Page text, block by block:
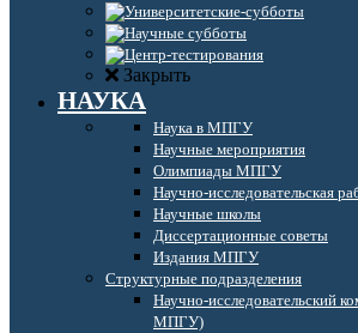
Закрыть
НАУКА
Наука в МПГУ
Научные мероприятия
Олимпиады МПГУ
Научно-исследовательская
Научные школы
Диссертационные советы
Издания МПГУ
Структурные подразделения
Научно-исследовательский
МПГУ)